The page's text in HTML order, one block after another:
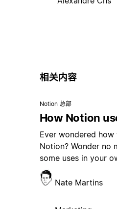
相关内容
Notion 总部
How Notion
Ever wondered
Notion? Wonder no
some uses in your
Nate Martins